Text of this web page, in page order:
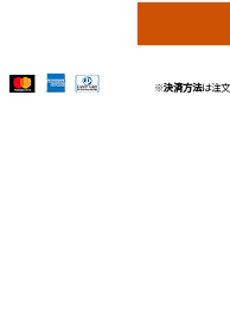
※決済方法は注